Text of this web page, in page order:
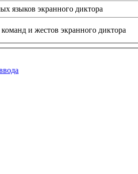
языков экранного диктора
и жестов экранного диктора